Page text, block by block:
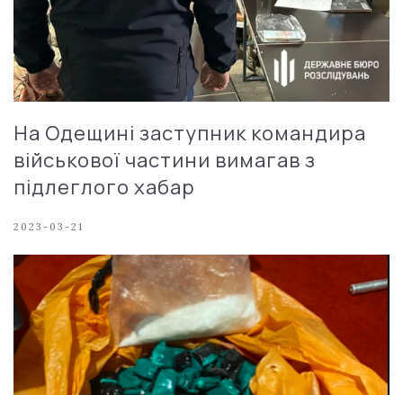
На Одещині заступник командира
військової частини вимагав з
підлеглого хабар
2023-03-21